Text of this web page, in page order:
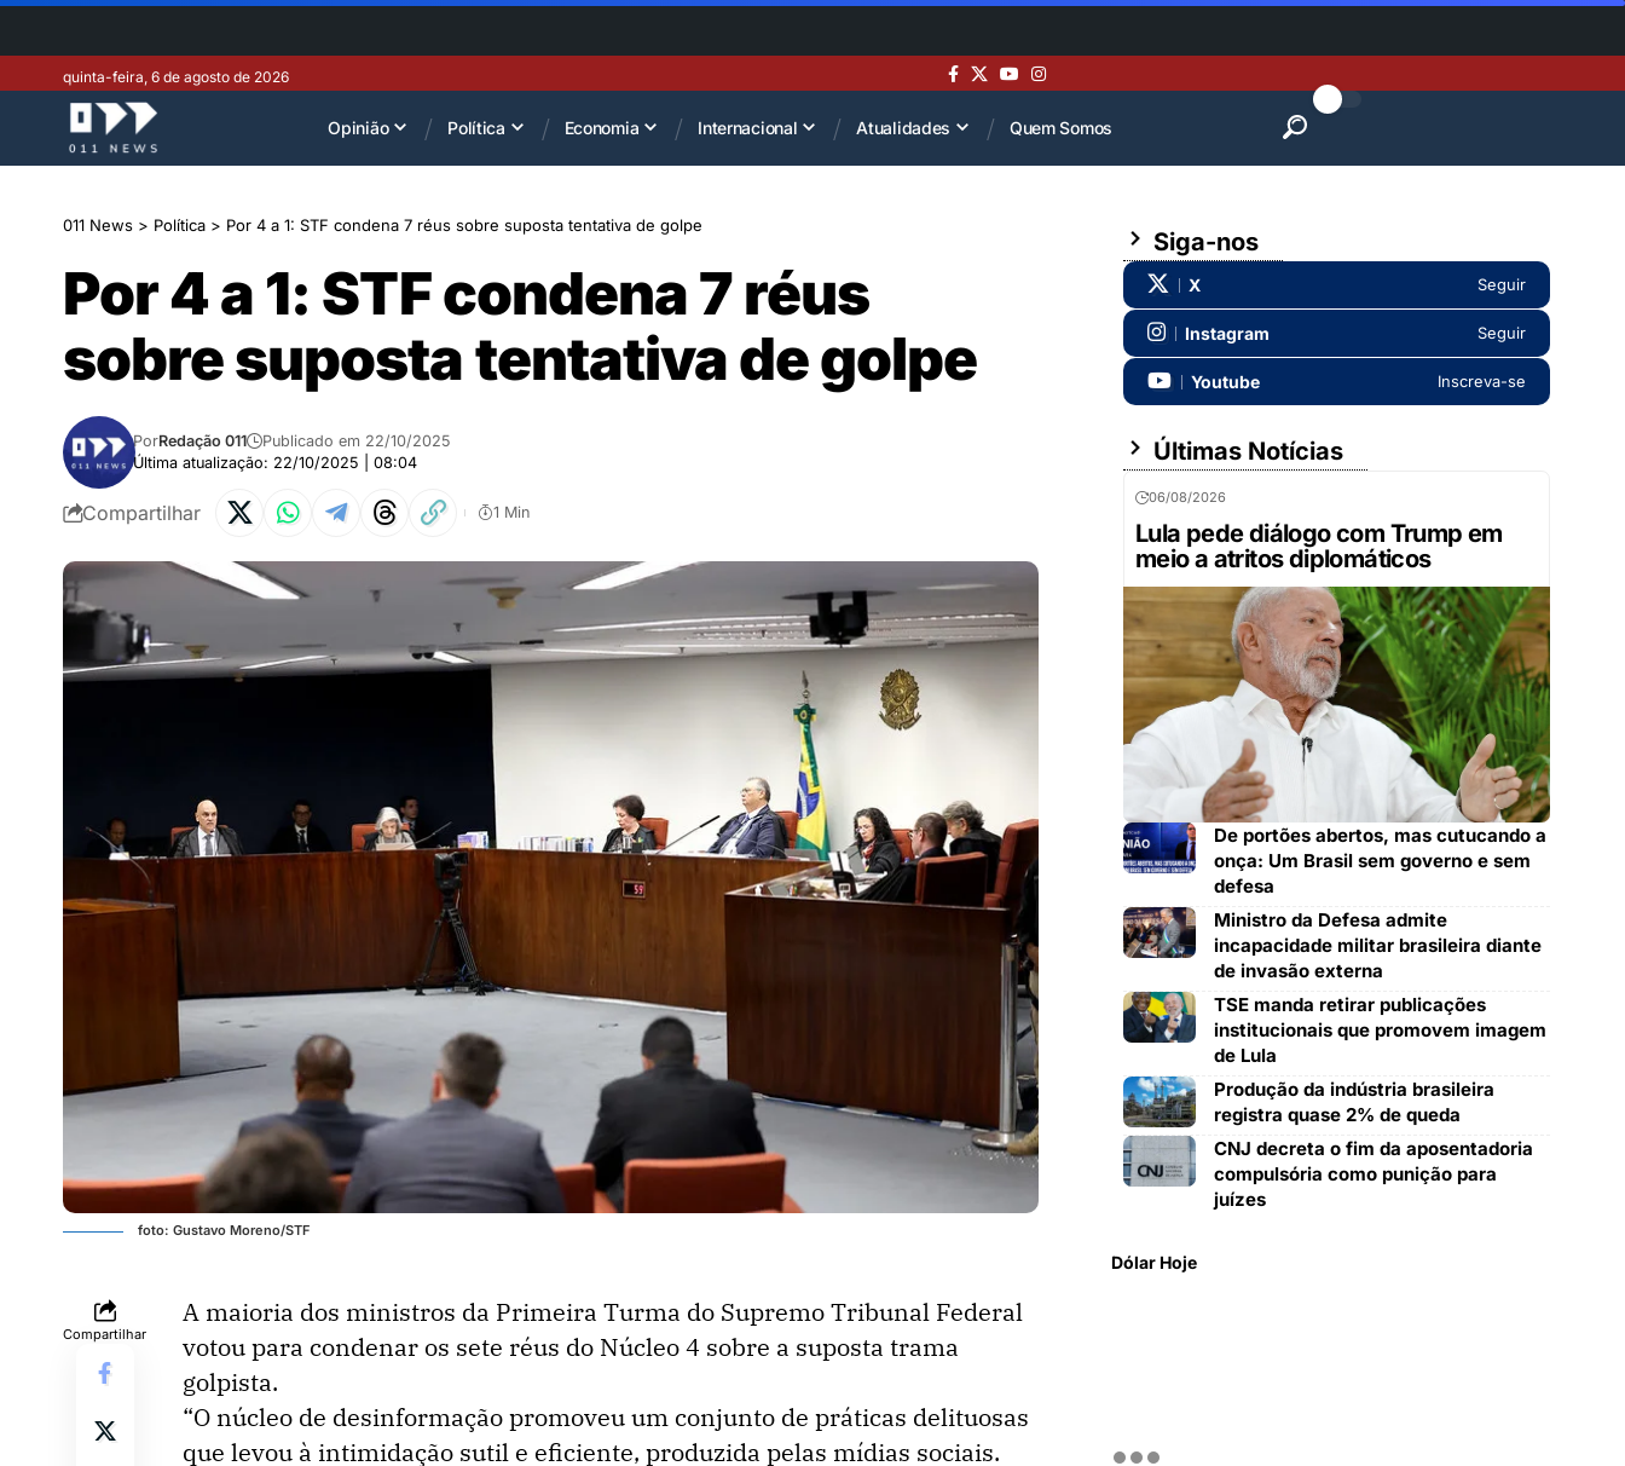
quinta-feira, 6 de agosto de 2026
Opinião Política Economia Internacional Atualidades Quem Somos
011 News > Política > Por 4 a 1: STF condena 7 réus sobre suposta tentativa de golpe
Por 4 a 1: STF condena 7 réus
sobre suposta tentativa de golpe
Última atualização: 22/10/2025 | 08:04
PorRedação 011 Publicado em 22/10/2025
Compartilhar 1 Min
foto: Gustavo Moreno/STF
Compartilhar
A maioria dos ministros da Primeira Turma do Supremo Tribunal Federal
votou para condenar os sete réus do Núcleo 4 sobre a suposta trama
golpista.
“O núcleo de desinformação promoveu um conjunto de práticas delituosas
que levou à intimidação sutil e eficiente, produzida pelas mídias sociais.
Siga-nos
X Seguir
Instagram Seguir
Youtube Inscreva-se
Últimas Notícias
06/08/2026
Lula pede diálogo com Trump em
meio a atritos diplomáticos
De portões abertos, mas cutucando a
onça: Um Brasil sem governo e sem
defesa
Ministro da Defesa admite
incapacidade militar brasileira diante
de invasão externa
TSE manda retirar publicações
institucionais que promovem imagem
de Lula
Produção da indústria brasileira
registra quase 2% de queda
CNJ decreta o fim da aposentadoria
compulsória como punição para
juízes
Dólar Hoje